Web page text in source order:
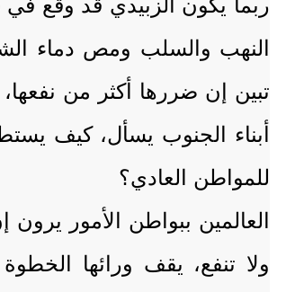
ربما يكون الزبيدي قد وقع
النهب والسلب ومص دماء
تبين إن ضررها أكثر من
أبناء الجنوب يسأل، كيف
للمواطن العادي؟
العالمين ببواطن الأمور
ولا تنفع، يقف ورائها